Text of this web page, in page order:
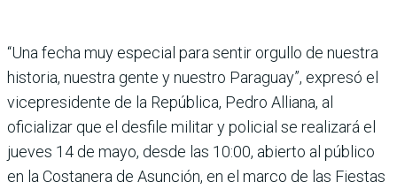
“Una fecha muy especial para sentir orgullo de nuestra
his­toria, nuestra gente y nuestro Paraguay”, expresó el
vice­presidente de la República, Pedro Alliana, al
oficializar que el desfile militar y poli­cial se realizará el
jueves 14 de mayo, desde las 10:00, abierto al público
en la Costanera de Asunción, en el marco de las Fiestas